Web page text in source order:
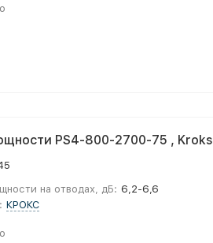
PS4-800-2700-75 , Kroks
на отводах, дБ: 6,2-6,6
КРОКС